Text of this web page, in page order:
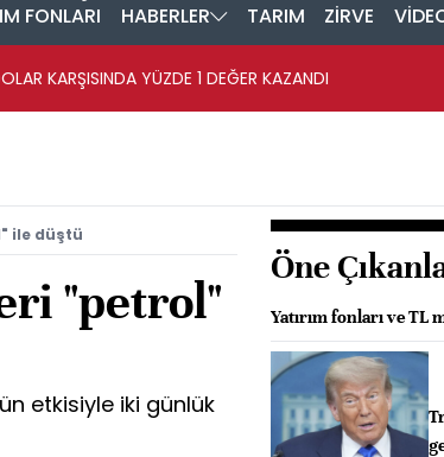
FONLARI HABERLER TARIM ZİRVE
KARŞISINDA YÜZDE 1 DEĞER KAZANDI
ile düştü
"petrol"
etkisiyle iki günlük
Öne
Yatırım fonları ve TL